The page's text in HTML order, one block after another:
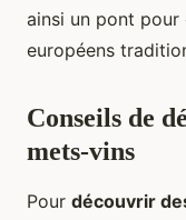
ainsi un pont pour
européens
Conseils de
mets-vins
Pour découvrir